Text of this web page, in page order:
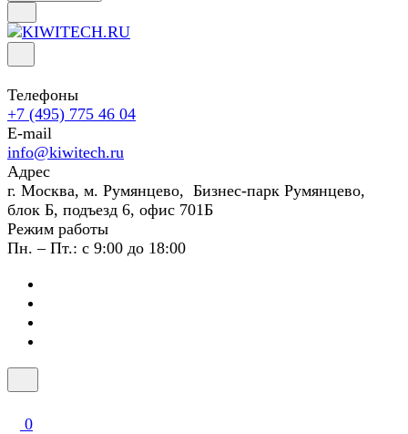
Телефоны
+7 (495) 775 46 04
E-mail
info@kiwitech.ru
Адрес
г. Москва, м. Румянцево, Бизнес-парк Румянцево,
блок Б, подъезд 6, офис 701Б
Режим работы
Пн. – Пт.: с 9:00 до 18:00
0